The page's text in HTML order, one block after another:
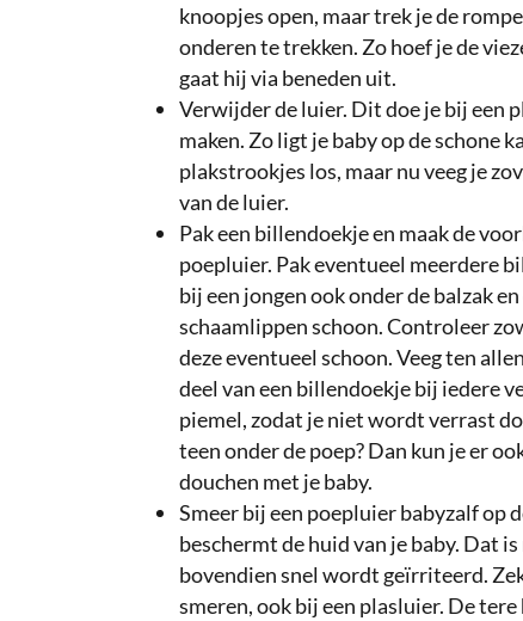
knoopjes open, maar trek je de
onderen te trekken. Zo hoef je de
gaat hij via beneden uit.
Verwijder de luier. Dit doe je bij een
maken. Zo ligt je baby op de schone
plakstrookjes los, maar nu veeg je
van de luier.
Pak een billendoekje en maak de
poepluier. Pak eventueel meerdere
bij een jongen ook onder de balzak
schaamlippen schoon. Controleer
deze eventueel schoon. Veeg ten
deel van een billendoekje bij iedere
piemel, zodat je niet wordt verrast
teen onder de poep? Dan kun je er
douchen met je baby.
Smeer bij een poepluier babyzalf op
beschermt de huid van je baby. Dat
bovendien snel wordt geïrriteerd.
smeren, ook bij een plasluier. De